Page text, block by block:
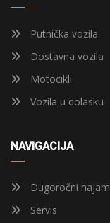
Putnička vozila
Dostavna vozila
Motocikli
Vozila u dolasku
NAVIGACIJA
Dugoročni najam
Servis